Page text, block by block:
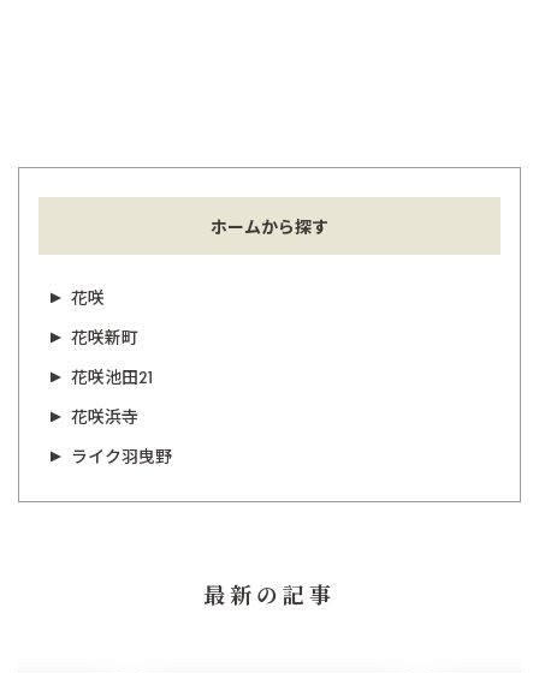
ホームから探す
花咲
花咲新町
花咲池田21
花咲浜寺
ライク羽曳野
最新の記事